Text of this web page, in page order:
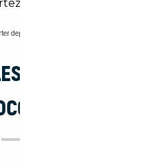
depuis l’Allemagne votre véhicule d’occasion de
MODALITÉS
QUI